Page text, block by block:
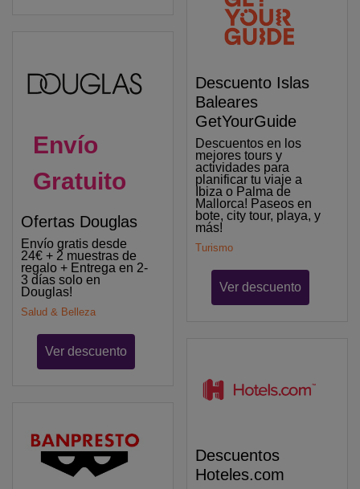
Envío
Gratuito
Ofertas Douglas
Envío gratis desde
24€ + 2 muestras de
regalo + Entrega en 2-
3 días solo en
Douglas!
Salud & Belleza
Ver descuento
Descuento Islas
Baleares
GetYourGuide
Descuentos en los
mejores tours y
actividades para
planificar tu viaje a
Ibiza o Palma de
Mallorca! Paseos en
bote, city tour, playa, y
más!
Turismo
Ver descuento
Descuentos
Hoteles.com